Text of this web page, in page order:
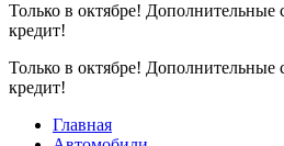
Только в октябре! Дополнительные
кредит!
Только в октябре! Дополнительные
кредит!
Главная